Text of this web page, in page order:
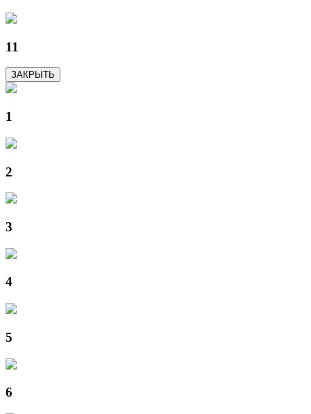
11
ЗАКРЫТЬ
1
2
3
4
5
6